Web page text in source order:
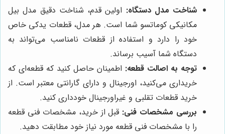
شناخت مدل دستگاه: اولین قدم، شناخت دقیق مدل بیل
مکانیکی کوماتسو شما است. هر مدل، قطعات یدکی خاص
خود را دارد و استفاده از قطعات نامناسب می‌تواند به
دستگاه شما آسیب برساند.
توجه به اصالت قطعه: اطمینان حاصل کنید که قطعه‌ای که
خریداری می‌کنید، اورجینال و دارای گارانتی معتبر است. از
خرید قطعات تقلبی و غیراورجینال خودداری کنید.
بررسی مشخصات فنی: قبل از خرید، مشخصات فنی قطعه
را با مشخصات فنی قطعه مورد نیاز خود مطابقت دهید.